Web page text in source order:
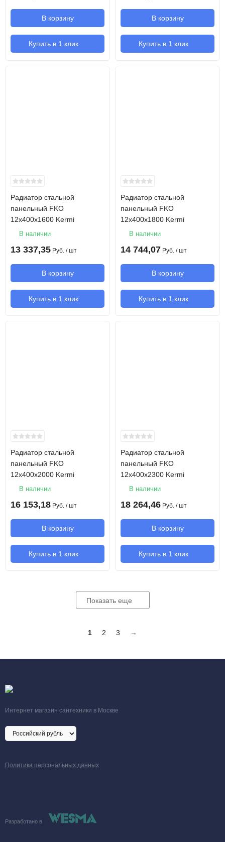
В корзину
Купить в 1 клик
В корзину
Купить в 1 клик
Радиатор стальной
панельный FKO
12х400х1600 Kermi
В наличии
13 337,35 Руб. / шт
В корзину
Купить в 1 клик
Радиатор стальной
панельный FKO
12х400х1800 Kermi
В наличии
14 744,07 Руб. / шт
В корзину
Купить в 1 клик
Радиатор стальной
панельный FKO
12х400х2000 Kermi
В наличии
16 153,18 Руб. / шт
В корзину
Купить в 1 клик
Радиатор стальной
панельный FKO
12х400х2300 Kermi
В наличии
18 264,46 Руб. / шт
В корзину
Купить в 1 клик
Показать еще
1 2 3 →
Интернет магазин сантехники в Москве
Политика персональных данных
Разработано в